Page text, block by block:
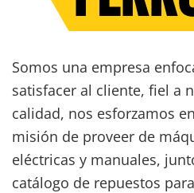
Somos una empresa
satisfacer al cliente, fiel a
calidad, nos esforzamos
misión de proveer de
eléctricas y manuales,
catálogo de repuestos